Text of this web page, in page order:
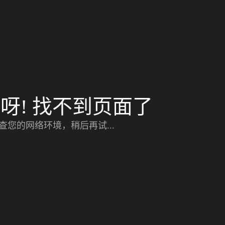
! 找不到页面了
您的网络环境，稍后再试...